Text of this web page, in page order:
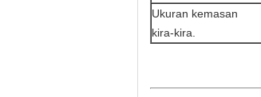
Ukuran kemasan
kira-kira.